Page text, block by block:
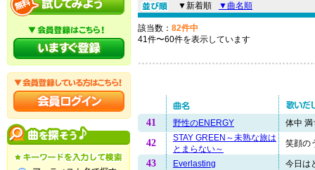
▼新着順 ▼曲名順
該当数： 82件中
41件〜60件を表示しています
41 野性のENERGY 体中 満
42
STAY GREEN～未熟な旅は
とまらない～
笑顔の
43 Everlasting 今日は